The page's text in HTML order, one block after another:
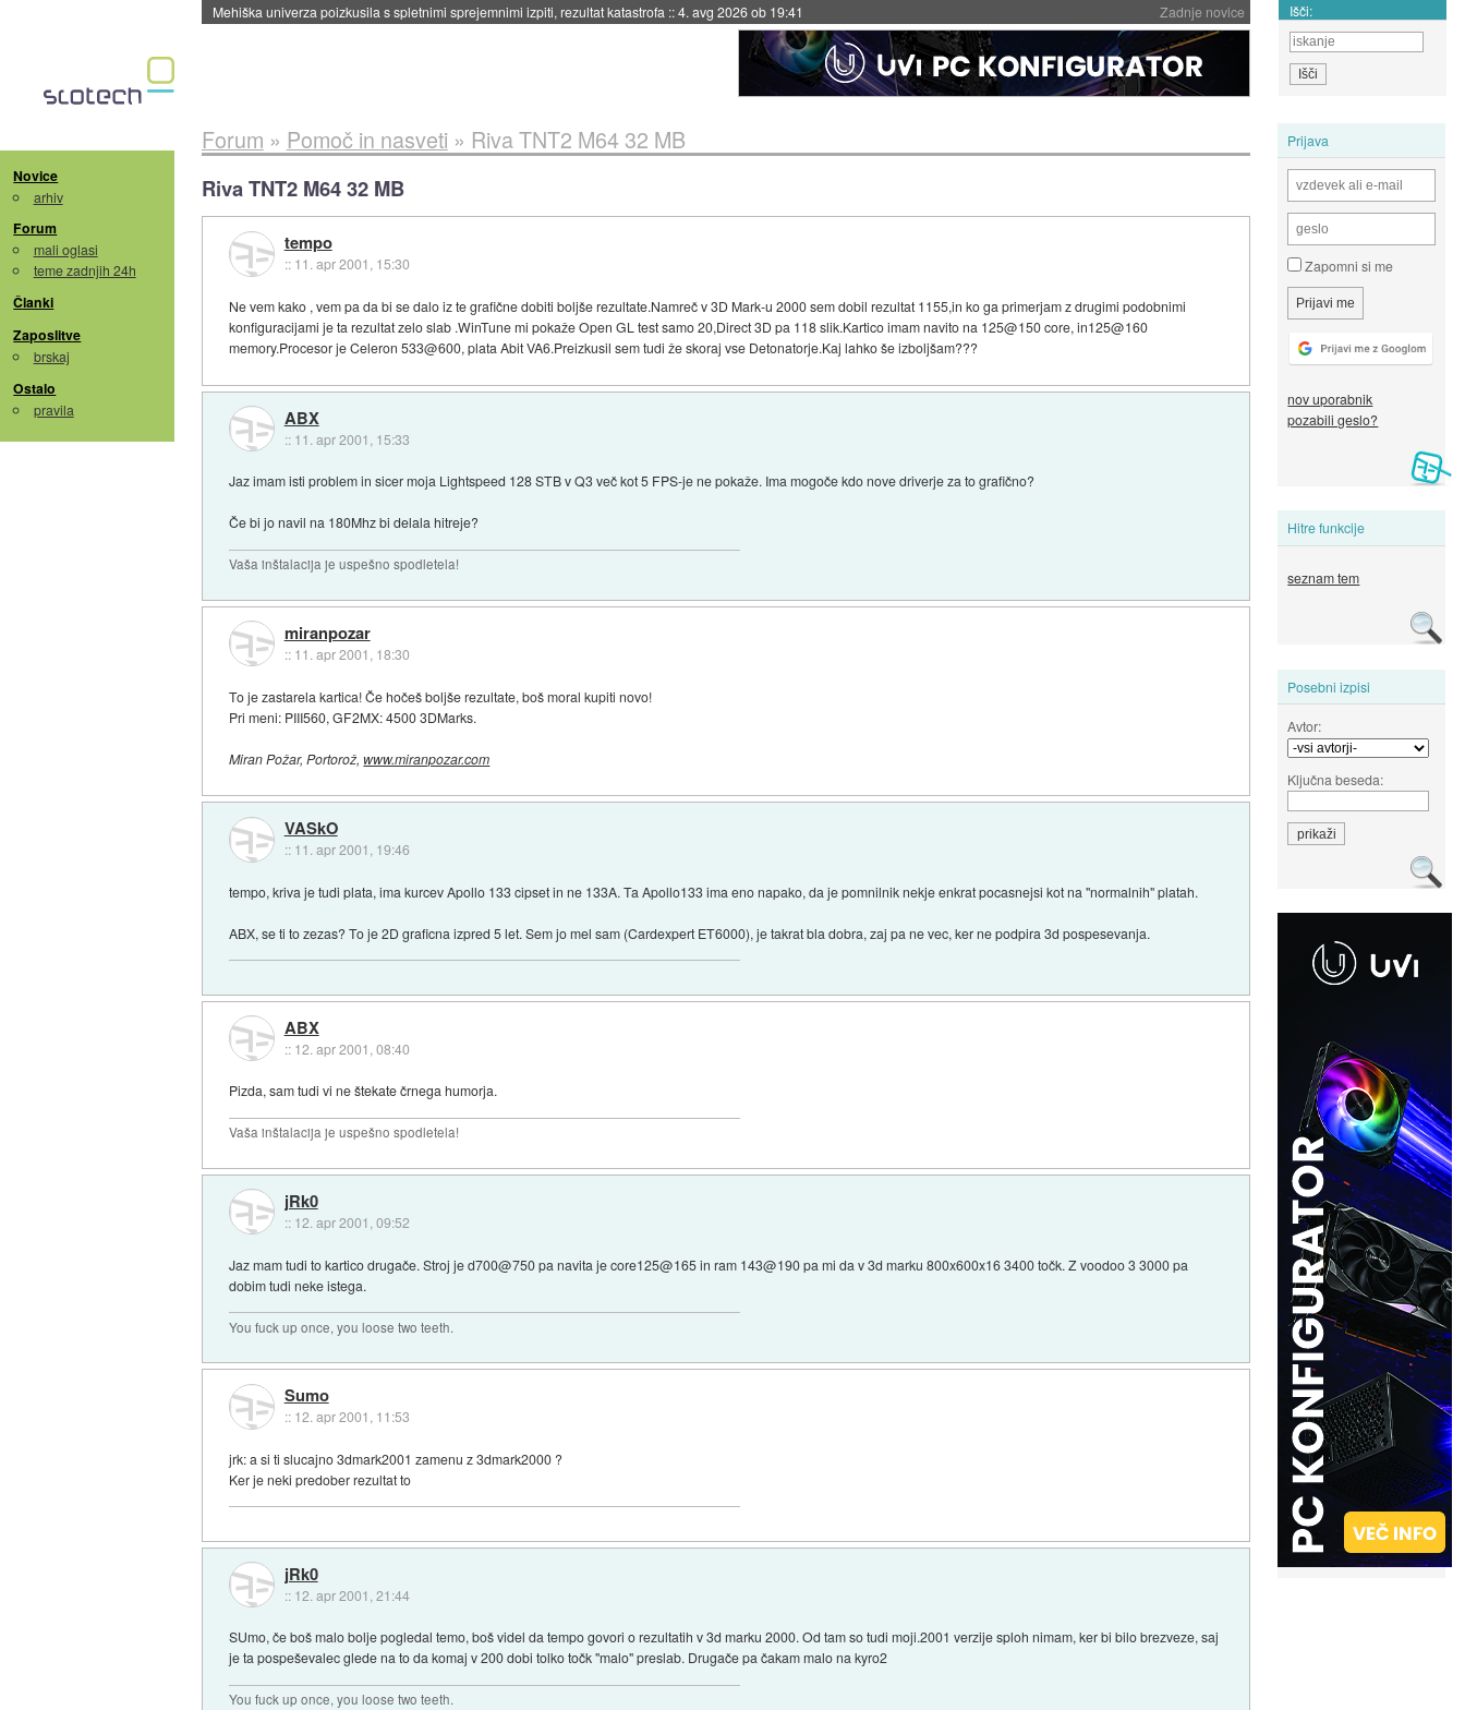
Zadnje novice
Mehiška univerza poizkusila s spletnimi sprejemnimi izpiti, rezultat katastrofa ::4. avg 2026 ob 19:41 Išči:
Novice
arhiv
Forum
mali oglasi
teme zadnjih 24h
Članki
Zaposlitve
brskaj
Ostalo
pravila
Prijava
Zapomni si me
nov uporabnik
pozabili geslo?
Hitre funkcije
seznam tem
Posebni izpisi
Avtor:
Ključna beseda:
Forum » Pomoč in nasveti » Riva TNT2 M64 32 MB
Riva TNT2 M64 32 MB
tempo
:: 11. apr 2001, 15:30
Ne vem kako , vem pa da bi se dalo iz te grafične dobiti boljše rezultate.Namreč v 3D Mark-u 2000 sem dobil rezultat 1155,in ko ga primerjam z drugimi podobnimi
konfiguracijami je ta rezultat zelo slab .WinTune mi pokaže Open GL test samo 20,Direct 3D pa 118 slik.Kartico imam navito na 125@150 core, in125@160
memory.Procesor je Celeron 533@600, plata Abit VA6.Preizkusil sem tudi že skoraj vse Detonatorje.Kaj lahko še izboljšam???
ABX
:: 11. apr 2001, 15:33
Jaz imam isti problem in sicer moja Lightspeed 128 STB v Q3 več kot 5 FPS-je ne pokaže. Ima mogoče kdo nove driverje za to grafično?
Če bi jo navil na 180Mhz bi delala hitreje?
Vaša inštalacija je uspešno spodletela!
miranpozar
:: 11. apr 2001, 18:30
To je zastarela kartica! Če hočeš boljše rezultate, boš moral kupiti novo!
Pri meni: PIII560, GF2MX: 4500 3DMarks.
Miran Požar, Portorož,www.miranpozar.com
VASkO
:: 11. apr 2001, 19:46
tempo, kriva je tudi plata, ima kurcev Apollo 133 cipset in ne 133A. Ta Apollo133 ima eno napako, da je pomnilnik nekje enkrat pocasnejsi kot na "normalnih" platah.
ABX, se ti to zezas? To je 2D graficna izpred 5 let. Sem jo mel sam (Cardexpert ET6000), je takrat bla dobra, zaj pa ne vec, ker ne podpira 3d pospesevanja.
ABX
:: 12. apr 2001, 08:40
Pizda, sam tudi vi ne štekate črnega humorja.
Vaša inštalacija je uspešno spodletela!
jRk0
:: 12. apr 2001, 09:52
Jaz mam tudi to kartico drugače. Stroj je d700@750 pa navita je core125@165 in ram 143@190 pa mi da v 3d marku 800x600x16 3400 točk. Z voodoo 3 3000 pa
dobim tudi neke istega.
You fuck up once, you loose two teeth.
Sumo
:: 12. apr 2001, 11:53
jrk: a si ti slucajno 3dmark2001 zamenu z 3dmark2000 ?
Ker je neki predober rezultat to
jRk0
:: 12. apr 2001, 21:44
SUmo, če boš malo bolje pogledal temo, boš videl da tempo govori o rezultatih v 3d marku 2000. Od tam so tudi moji.2001 verzije sploh nimam, ker bi bilo brezveze, saj
je ta pospeševalec glede na to da komaj v 200 dobi tolko točk "malo" preslab. Drugače pa čakam malo na kyro2
You fuck up once, you loose two teeth.